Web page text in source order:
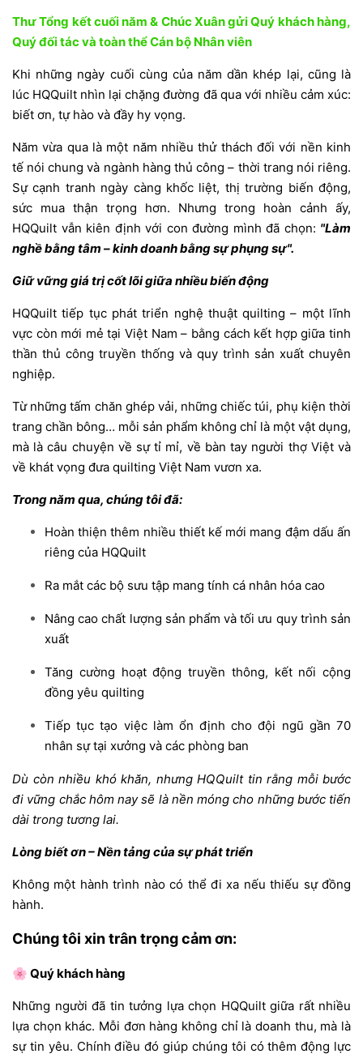
Thư Tổng kết cuối năm & Chúc Xuân gửi Quý khách hàng,
Quý đối tác và toàn thể Cán bộ Nhân viên
Khi những ngày cuối cùng của năm dần khép lại, cũng là
lúc HQQuilt nhìn lại chặng đường đã qua với nhiều cảm xúc:
biết ơn, tự hào và đầy hy vọng.
Năm vừa qua là một năm nhiều thử thách đối với nền kinh
tế nói chung và ngành hàng thủ công – thời trang nói riêng.
Sự cạnh tranh ngày càng khốc liệt, thị trường biến động,
sức mua thận trọng hơn. Nhưng trong hoàn cảnh ấy,
HQQuilt vẫn kiên định với con đường mình đã chọn: "Làm
nghề bằng tâm – kinh doanh bằng sự phụng sự".
Giữ vững giá trị cốt lõi giữa nhiều biến động
HQQuilt tiếp tục phát triển nghệ thuật quilting – một lĩnh
vực còn mới mẻ tại Việt Nam – bằng cách kết hợp giữa tinh
thần thủ công truyền thống và quy trình sản xuất chuyên
nghiệp.
Từ những tấm chăn ghép vải, những chiếc túi, phụ kiện thời
trang chần bông… mỗi sản phẩm không chỉ là một vật dụng,
mà là câu chuyện về sự tỉ mỉ, về bàn tay người thợ Việt và
về khát vọng đưa quilting Việt Nam vươn xa.
Trong năm qua, chúng tôi đã:
Hoàn thiện thêm nhiều thiết kế mới mang đậm dấu ấn
riêng của HQQuilt
Ra mắt các bộ sưu tập mang tính cá nhân hóa cao
Nâng cao chất lượng sản phẩm và tối ưu quy trình sản
xuất
Tăng cường hoạt động truyền thông, kết nối cộng
đồng yêu quilting
Tiếp tục tạo việc làm ổn định cho đội ngũ gần 70
nhân sự tại xưởng và các phòng ban
Dù còn nhiều khó khăn, nhưng HQQuilt tin rằng mỗi bước
đi vững chắc hôm nay sẽ là nền móng cho những bước tiến
dài trong tương lai.
Lòng biết ơn – Nền tảng của sự phát triển
Không một hành trình nào có thể đi xa nếu thiếu sự đồng
hành.
Chúng tôi xin trân trọng cảm ơn:
🌸 Quý khách hàng
Những người đã tin tưởng lựa chọn HQQuilt giữa rất nhiều
lựa chọn khác. Mỗi đơn hàng không chỉ là doanh thu, mà là
sự tin yêu. Chính điều đó giúp chúng tôi có thêm động lực